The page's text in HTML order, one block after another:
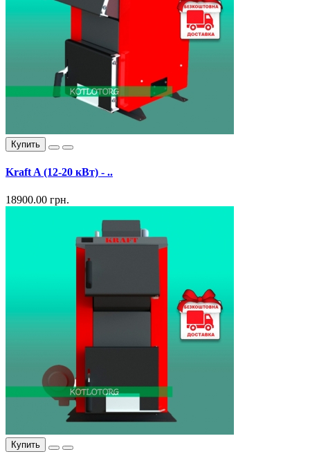
Купить
Kraft A (12-20 кВт) - ..
18900.00 грн.
Купить